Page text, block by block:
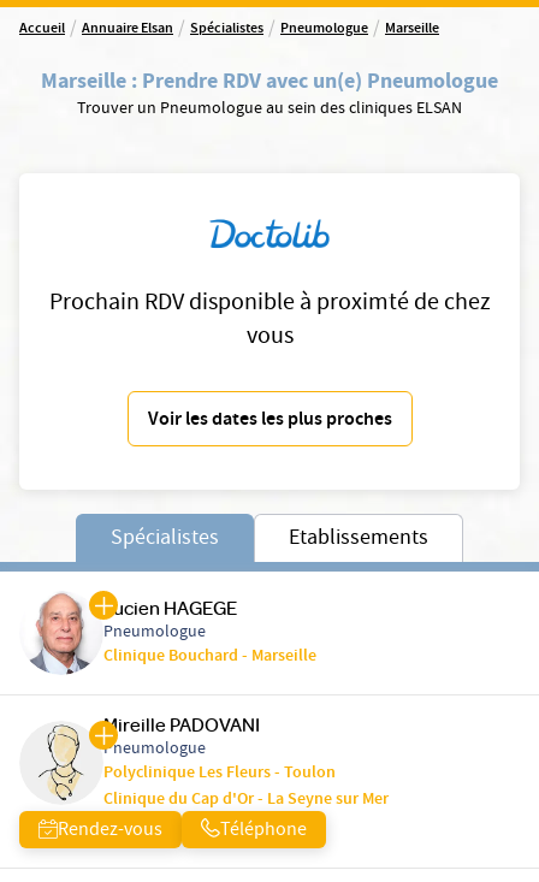
Accueil / Annuaire Elsan / Spécialistes / Pneumologue / Marseille
Marseille : Prendre RDV avec un(e) Pneumologue
Trouver un Pneumologue au sein des cliniques ELSAN
Prochain RDV disponible à proximté de chez
vous
Voir les dates les plus proches
Spécialistes Etablissements
Lucien HAGEGE
Pneumologue
Clinique Bouchard - Marseille
Mireille PADOVANI
Pneumologue
Polyclinique Les Fleurs - Toulon
Clinique du Cap d'Or - La Seyne sur Mer
Rendez-vous Téléphone